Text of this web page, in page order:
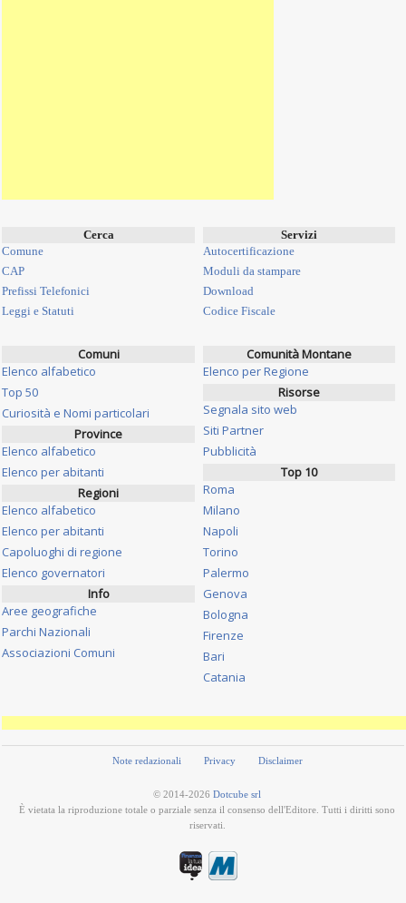
Cerca
Comune
CAP
Prefissi Telefonici
Leggi e Statuti
Servizi
Autocertificazione
Moduli da stampare
Download
Codice Fiscale
Comuni
Elenco alfabetico
Top 50
Curiosità e Nomi particolari
Province
Elenco alfabetico
Elenco per abitanti
Regioni
Elenco alfabetico
Elenco per abitanti
Capoluoghi di regione
Elenco governatori
Info
Aree geografiche
Parchi Nazionali
Associazioni Comuni
Comunità Montane
Elenco per Regione
Risorse
Segnala sito web
Siti Partner
Pubblicità
Top 10
Roma
Milano
Napoli
Torino
Palermo
Genova
Bologna
Firenze
Bari
Catania
Note redazionali Privacy Disclaimer
© 2014-2026Dotcube srl
È vietata la riproduzione totale o parziale senza il consenso dell'Editore. Tutti i diritti sono
riservati.